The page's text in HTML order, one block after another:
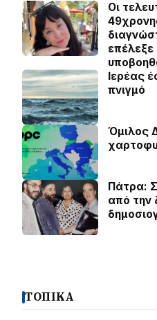
Οι
επέλεξε
Ιερέας
πνιγμό
Όμιλος
Πάτρα:
από την
ΤΟΠΙΚΑ